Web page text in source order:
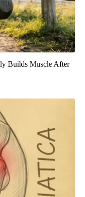
Builds Muscle After